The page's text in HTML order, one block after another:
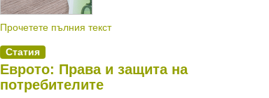
Прочетете пълния текст
Статия
Еврото: Права и защита на
потребителите